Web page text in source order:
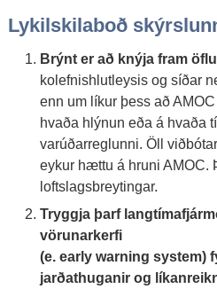
Lykilskilaboð
Brýnt er að knýja fram
kolefnishlutleysis og síðar
enn um líkur þess að
hvaða hlýnun eða á hvaða
varúðarreglunni. Öll
eykur hættu á hruni AMOC.
loftslagsbreytingar.
Tryggja þarf
vörunarkerfi
(e. early warning system)
jarðathuganir og